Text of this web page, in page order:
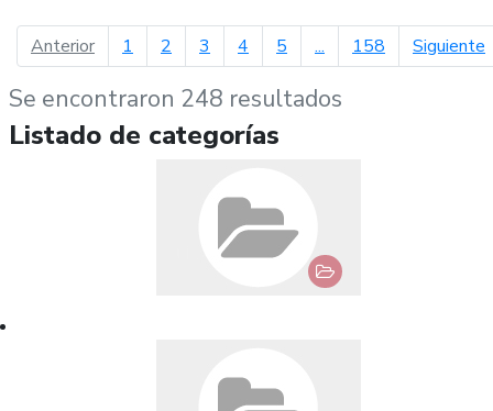
Anteriorpágina anterior
1 2 3 4 5 ... 158 Siguiente
Se encontraron 248 resultados
Listado de categorías